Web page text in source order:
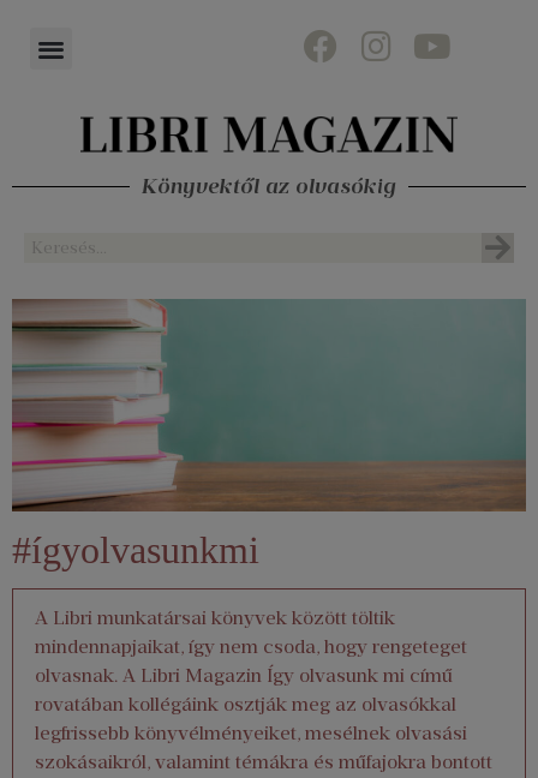
Könyvektől az olvasókig
#ígyolvasunkmi
A Libri munkatársai könyvek között töltik
mindennapjaikat, így nem csoda, hogy rengeteget
olvasnak. A Libri Magazin Így olvasunk mi című
rovatában kollégáink osztják meg az olvasókkal
legfrissebb könyvélményeiket, mesélnek olvasási
szokásaikról, valamint témákra és műfajokra bontott